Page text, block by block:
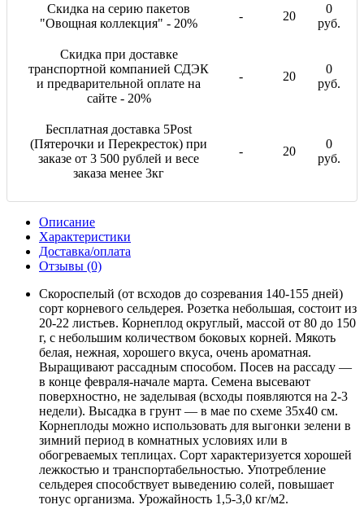
Скидка на серию пакетов
"Овощная коллекция" - 20%
- 20
0
руб.
Скидка при доставке
транспортной компанией СДЭК
и предварительной оплате на
сайте - 20%
- 20
0
руб.
Бесплатная доставка 5Post
(Пятерочки и Перекресток) при
заказе от 3 500 рублей и весе
заказа менее 3кг
- 20
0
руб.
Описание
Характеристики
Доставка/оплата
Отзывы (0)
Скороспелый (от всходов до созревания 140-155 дней)
сорт корневого сельдерея. Розетка небольшая, состоит из
20-22 листьев. Корнеплод округлый, массой от 80 до 150
г, с небольшим количеством боковых корней. Мякоть
белая, нежная, хорошего вкуса, очень ароматная.
Выращивают рассадным способом. Посев на рассаду —
в конце февраля-начале марта. Семена высевают
поверхностно, не заделывая (всходы появляются на 2-3
недели). Высадка в грунт — в мае по схеме 35х40 см.
Корнеплоды можно использовать для выгонки зелени в
зимний период в комнатных условиях или в
обогреваемых теплицах. Сорт характеризуется хорошей
лежкостью и транспортабельностью. Употребление
сельдерея способствует выведению солей, повышает
тонус организма. Урожайность 1,5-3,0 кг/м2.